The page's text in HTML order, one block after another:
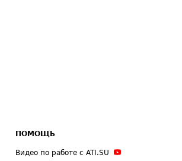
ПОМОЩЬ
Видео по работе с ATI.SU